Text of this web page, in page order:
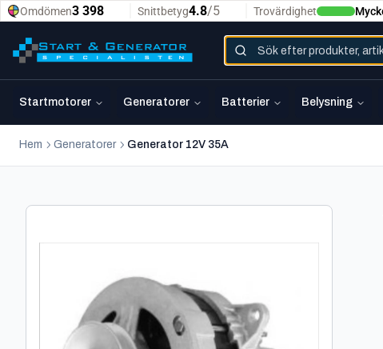
Startmotorer Generatorer Batterier Belysning
Hem Generatorer Generator 12V 35A